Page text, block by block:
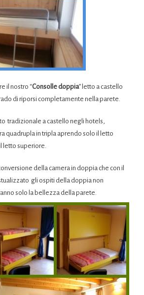
il nostro “Consolle doppia” letto a castello
di riporsi completamente nella parete.
tradizionale a castello negli hotels,
quadrupla in tripla aprendo solo il letto
letto superiore.
della camera in doppia che con il
gli ospiti della doppia non
solo la bellezza della parete.